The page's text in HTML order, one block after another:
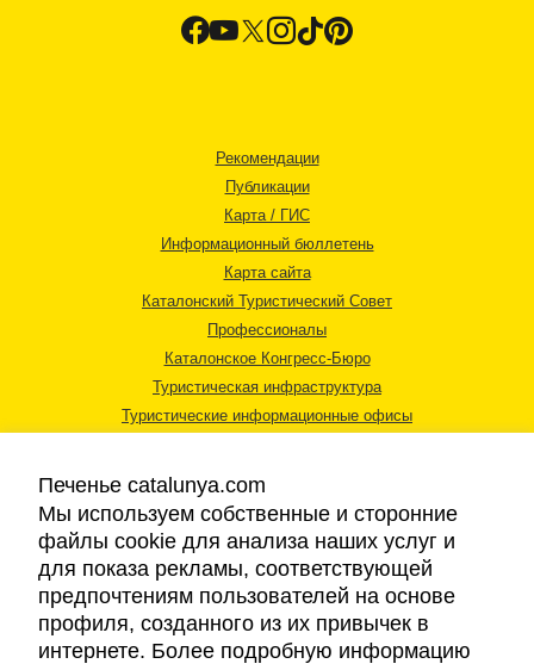
Рекомендации
Публикации
Карта / ГИС
Информационный бюллетень
Карта сайта
Каталонский Туристический Совет
Профессионалы
Каталонское Конгресс-Бюро
Туристическая инфраструктура
Туристические информационные офисы
Правовая информация
Cookies
Печенье catalunya.com
Мы используем собственные и сторонние
файлы cookie для анализа наших услуг и
для показа рекламы, соответствующей
предпочтениям пользователей на основе
профиля, созданного из их привычек в
интернете. Более подробную информацию